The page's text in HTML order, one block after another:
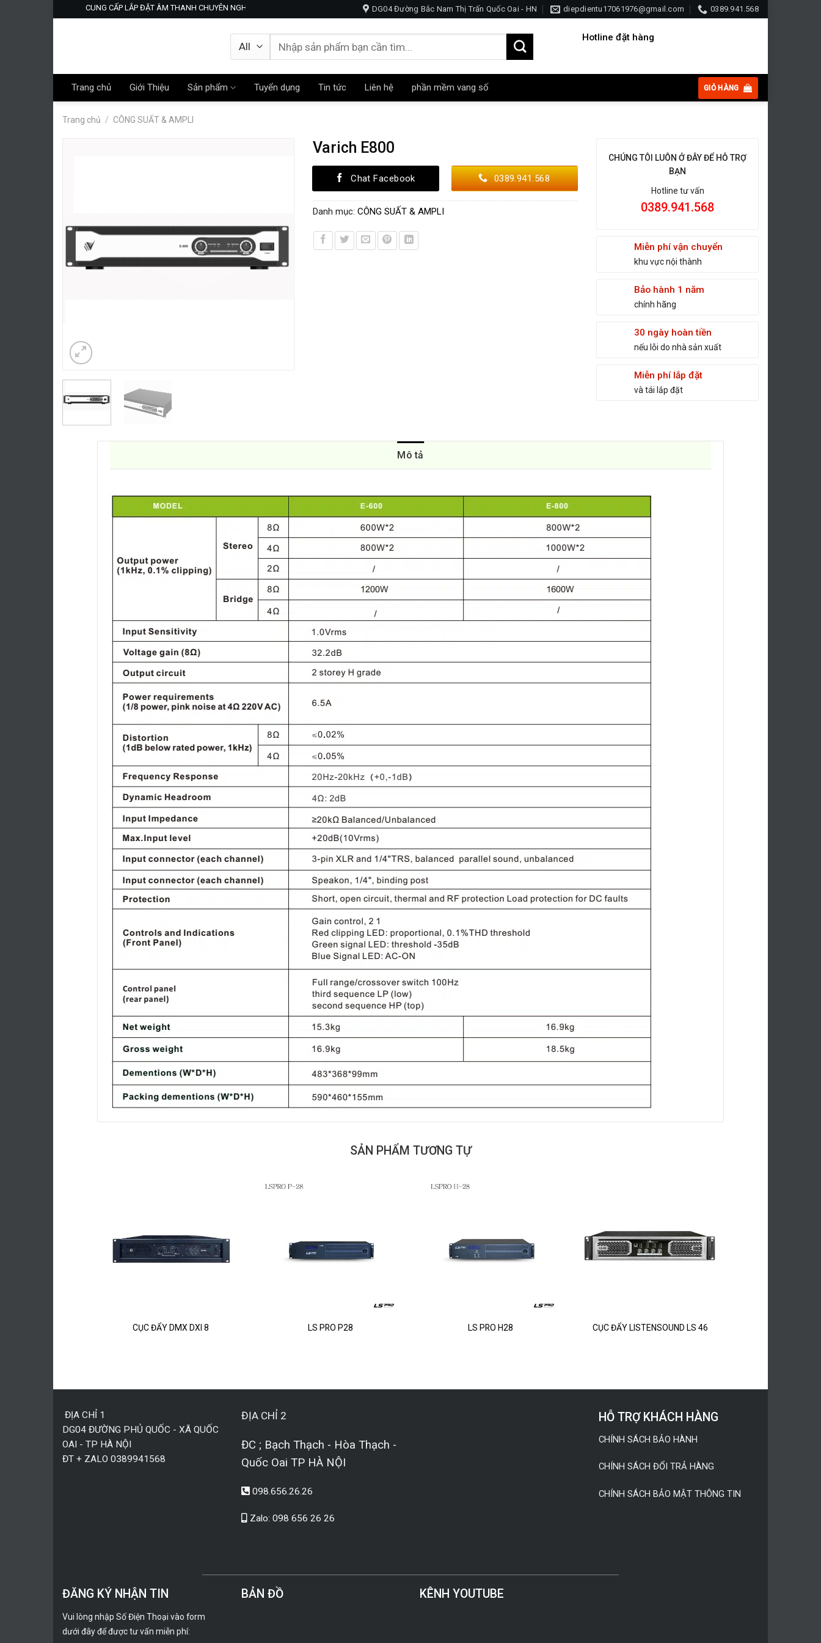
to
CUNG CẤP LẮP ĐẶT ÂM THANH CHUYÊN NGHIỆP- KARAOKE -NGHE NHẠC-HỘI TRƯỜNGDG04 Đường Bắc Nam Thị Trấn Quốc Oai - HN diepdientu17061976@gmail.com 0389.941.568
Tìm
kiếm:
Hotline đặt hàng
Trang chủ Giới Thiệu Sản phẩm Tuyển dụng Tin tức Liên hệ phần mềm vang số GIỎ HÀNG
Trang chủ / CÔNG SUẤT & AMPLI
Varich E800
Chat Facebook 0389.941.568
Danh mục: CÔNG SUẤT & AMPLI
CHÚNG TÔI LUÔN Ở ĐÂY ĐỂ HỖ TRỢ
BẠN
Hotline tư vấn
0389.941.568
Miễn phí vận chuyển
khu vực nội thành
Bảo hành 1 năm
chính hãng
30 ngày hoàn tiền
nếu lỗi do nhà sản xuất
Miễn phí lắp đặt
và tái lắp đặt
Mô tả
SẢN PHẨM TƯƠNG TỰ
CỤC ĐẨY DMX DXI 8 LS PRO P28 LS PRO H28 CỤC ĐẨY LISTENSOUND LS 46
ĐỊA CHỈ 1
DG04 ĐƯỜNG PHỦ QUỐC - XÃ QUỐC
OAI - TP HÀ NỘI
ĐT + ZALO 0389941568
ĐỊA CHỈ 2
ĐC ; Bạch Thạch - Hòa Thạch -
Quốc Oai TP HÀ NỘI
098.656.26.26
Zalo: 098 656 26 26
HỖ TRỢ KHÁCH HÀNG
CHÍNH SÁCH BẢO HÀNH
CHÍNH SÁCH ĐỔI TRẢ HÀNG
CHÍNH SÁCH BẢO MẬT THÔNG TIN
ĐĂNG KÝ NHẬN TIN
Vui lòng nhập Số Điện Thoại vào form
dưới đây để được tư vấn miễn phí:
BẢN ĐỒ KÊNH YOUTUBE